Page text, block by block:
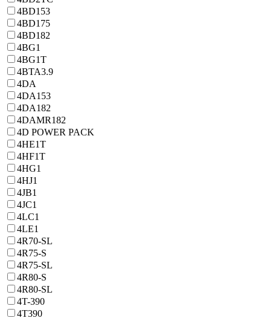
4BD153
4BD175
4BD182
4BG1
4BG1T
4BTA3.9
4DA
4DA153
4DA182
4DAMR182
4D POWER PACK
4HE1T
4HF1T
4HG1
4HJ1
4JB1
4JC1
4LC1
4LE1
4R70-SL
4R75-S
4R75-SL
4R80-S
4R80-SL
4T-390
4T390